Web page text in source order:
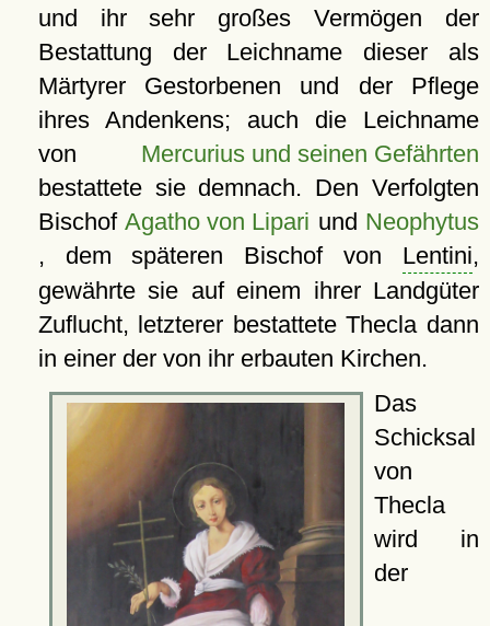
und ihr sehr großes Vermögen der
Bestattung der Leichname dieser als
Märtyrer Gestorbenen und der Pflege
ihres Andenkens; auch die Leichname
von Mercurius und seinen Gefährten
bestattete sie demnach. Den Verfolgten
BischofAgatho von Lipari und Neophytus
, dem späteren Bischof von Lentini,
gewährte sie auf einem ihrer Landgüter
Zuflucht, letzterer bestattete Thecla dann
in einer der von ihr erbauten Kirchen.
Das
Schicksal
von
Thecla
wird in
der